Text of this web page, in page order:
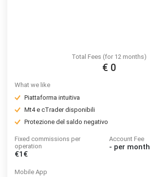
Total Fees (for 12 months)
€ 0
What we like
Piattaforma intuitiva
Mt4 e cTrader disponibili
Protezione del saldo negativo
Fixed commissions per
operation
€1€
Account Fee
- per month
Mobile App